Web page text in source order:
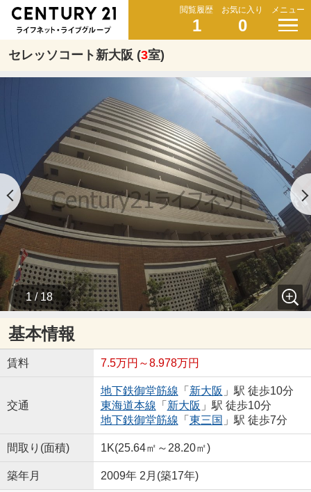
閲覧履歴
1
お気に入り
0
メニュー
セレッソコート新大阪 (3室)
1 / 18
基本情報
賃料 7.5万円～8.978万円
交通
地下鉄御堂筋線 「 新大阪 」駅 徒歩10分
東海道本線 「 新大阪 」駅 徒歩10分
地下鉄御堂筋線 「 東三国 」駅 徒歩7分
間取り(面積) 1K(25.64㎡～28.20㎡)
築年月 2009年 2月(築17年)